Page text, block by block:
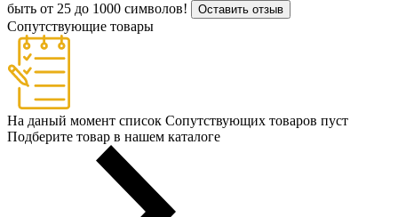
быть от 25 до 1000 символов! Оставить отзыв
Сопутствующие товары
На даный момент список Сопутствующих товаров пуст
Подберите товар в нашем каталоге